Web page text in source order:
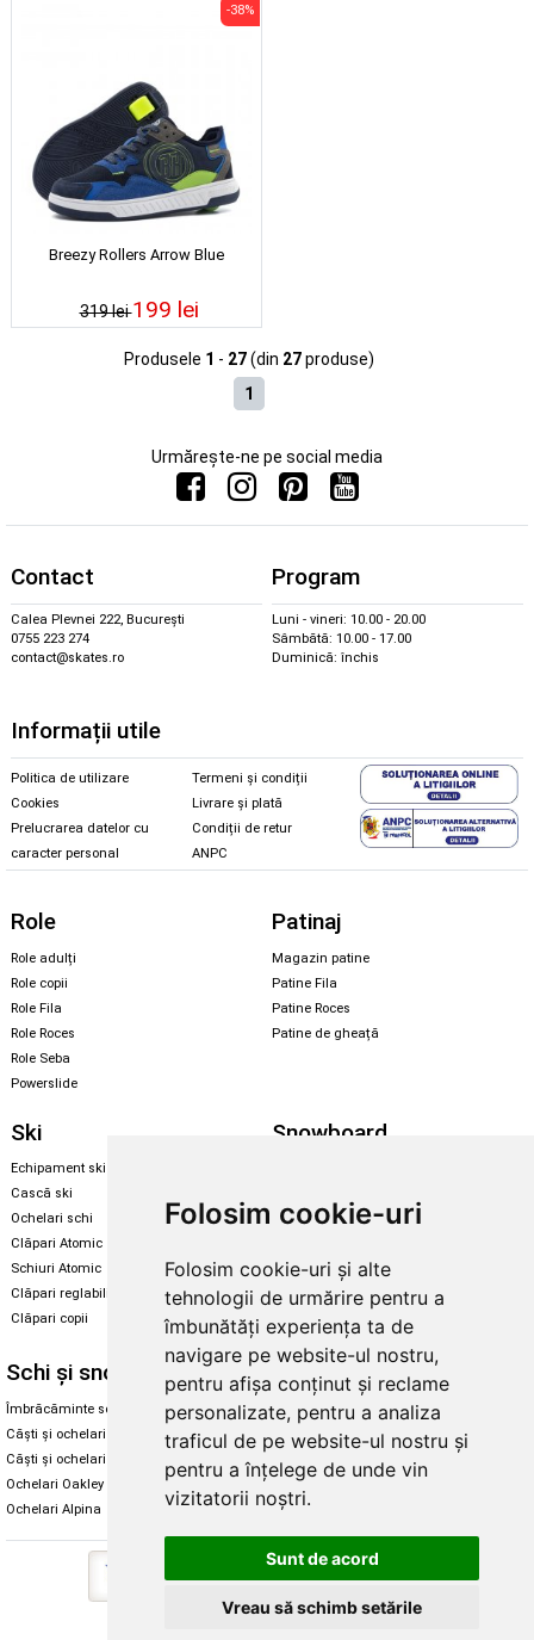
Folosim cookie-uri
Folosim cookie-uri și alte
tehnologii de urmărire pentru a
îmbunătăți experiența ta de
navigare pe website-ul nostru,
pentru afișa conținut și reclame
personalizate, pentru a analiza
traficul de pe website-ul nostru și
pentru a înțelege de unde vin
vizitatorii noștri.
Sunt de acord
Vreau să schimb setările
Breezy Rollers Arrow Blue
319 lei
-38%
199 lei
Produsele 1 - 27(din 27produse)
1
Urmărește-ne pe social media
Contact
Calea Plevnei 222, București
0755 223 274
contact@skates.ro
Program
Luni - vineri: 10.00 - 20.00
Sâmbătă: 10.00 - 17.00
Duminică: închis
Informații utile
Politica de utilizare
Cookies
Prelucrarea datelor cu
caracter personal
Termeni și condiții
Livrare și plată
Condiții de retur
ANPC
Role
Role adulți
Role copii
Role Fila
Role Roces
Role Seba
Powerslide
Patinaj
Magazin patine
Patine Fila
Patine Roces
Patine de gheață
Ski
Echipament ski
Cască ski
Ochelari schi
Clăpari Atomic
Schiuri Atomic
Clăpari reglabili
Clăpari copii
Snowboard
Legături Rome SDS
Skate & longboard
Santa Cruz
Enuff Skateboards
Schi și snowboard
Îmbrăcăminte schi și snowboard
Căști și ochelari de iarnă
Căști și ochelari Alpina
Ochelari Oakley
Ochelari Alpina
Diverse
Cum aleg rolele
Cum aleg ochelarii
Ochelari de soare Oakley
Ochelari de soare Alpina
Intretinere manusi